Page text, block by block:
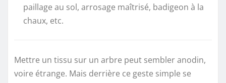
paillage au sol, arrosage maîtrisé, badigeon à la
chaux, etc.
Mettre un tissu sur un arbre peut sembler anodin,
voire étrange. Mais derrière ce geste simple se